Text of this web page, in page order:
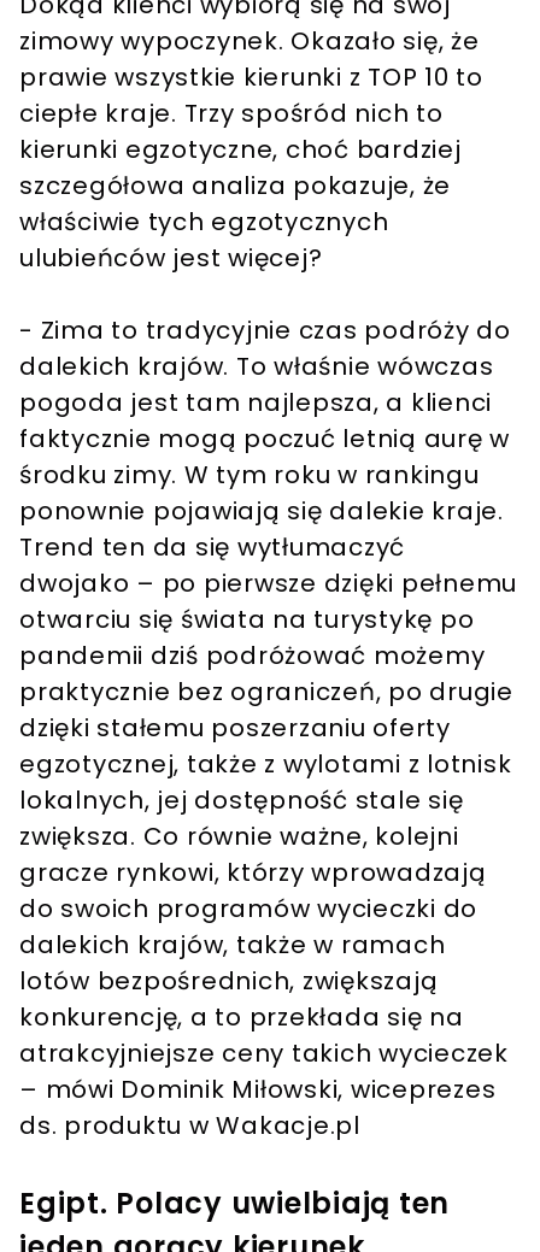
zimowy wypoczynek. Okazało się, że
prawie wszystkie kierunki z TOP 10 to
ciepłe kraje. Trzy spośród nich to
kierunki egzotyczne, choć bardziej
szczegółowa analiza pokazuje, że
właściwie tych egzotycznych
ulubieńców jest więcej?
- Zima to tradycyjnie czas podróży do
dalekich krajów. To właśnie wówczas
pogoda jest tam najlepsza, a klienci
faktycznie mogą poczuć letnią aurę w
środku zimy. W tym roku w rankingu
ponownie pojawiają się dalekie kraje.
Trend ten da się wytłumaczyć
dwojako – po pierwsze dzięki pełnemu
otwarciu się świata na turystykę po
pandemii dziś podróżować możemy
praktycznie bez ograniczeń, po drugie
dzięki stałemu poszerzaniu oferty
egzotycznej, także z wylotami z lotnisk
lokalnych, jej dostępność stale się
zwiększa. Co równie ważne, kolejni
gracze rynkowi, którzy wprowadzają
do swoich programów wycieczki do
dalekich krajów, także w ramach
lotów bezpośrednich, zwiększają
konkurencję, a to przekłada się na
atrakcyjniejsze ceny takich wycieczek
– mówi Dominik Miłowski, wiceprezes
ds. produktu w Wakacje.pl
Egipt. Polacy uwielbiają ten